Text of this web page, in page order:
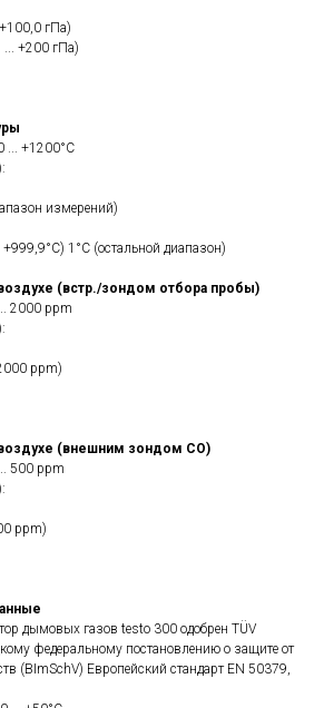
гПа)
+200 гПа)
... +1200°C
измерений)
1°C (остальной диапазон)
(встр./зондом отбора пробы)
2000 ppm
ppm)
(внешним зондом CO)
500 ppm
ppm)
дымовых газов testo 300 одобрен TÜV
федеральному постановлению о защите от
(BImSchV) Европейский стандарт EN 50379,